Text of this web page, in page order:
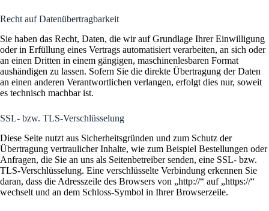
Recht auf Daten­übertrag­barkeit
Sie haben das Recht, Daten, die wir auf Grundlage Ihrer Einwilligung
oder in Erfüllung eines Vertrags automatisiert verarbeiten, an sich oder
an einen Dritten in einem gängigen, maschinenlesbaren Format
aushändigen zu lassen. Sofern Sie die direkte Übertragung der Daten
an einen anderen Verantwortlichen verlangen, erfolgt dies nur, soweit
es technisch machbar ist.
SSL- bzw. TLS-Verschlüsselung
Diese Seite nutzt aus Sicherheitsgründen und zum Schutz der
Übertragung vertraulicher Inhalte, wie zum Beispiel Bestellungen oder
Anfragen, die Sie an uns als Seitenbetreiber senden, eine SSL- bzw.
TLS-Verschlüsselung. Eine verschlüsselte Verbindung erkennen Sie
daran, dass die Adresszeile des Browsers von „http://“ auf „https://“
wechselt und an dem Schloss-Symbol in Ihrer Browserzeile.